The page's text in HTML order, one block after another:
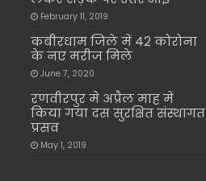
February 11, 2019
कबीरधाम जिले में 42 कोरोना
के नए मरीज मिले
June 7, 2020
रणवीरपुर मे अप्रैल माह में
किया गया दस सुरक्षित संस्थागत
प्रसव
May 1, 2019